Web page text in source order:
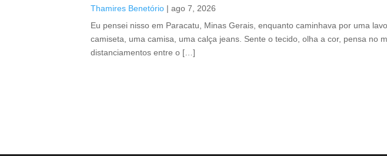
Thamires Benetório | ago 7, 2026
Eu pensei nisso em Paracatu, Minas Gerais, enquanto caminhava por uma
camiseta, uma camisa, uma calça jeans. Sente o tecido, olha a cor, pensa
distanciamentos entre o […]